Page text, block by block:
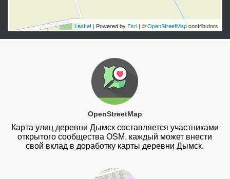
Leaflet | Powered by Esri | ©OpenStreetMapcontributors
OpenStreetMap
Карта улиц деревни Дымск составляется участниками
открытого сообщества OSM, каждый может внести
свой вклад в доработку карты деревни Дымск.